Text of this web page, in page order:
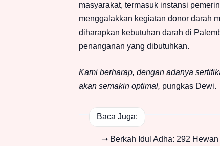
masyarakat, termasuk instansi
menggalakkan kegiatan donor darah
diharapkan kebutuhan darah di
penanganan yang dibutuhkan.
Kami berharap, dengan adanya
akan semakin optimal, pungkas Dewi.
Baca Juga:
➝ Berkah Idul Adha: 292